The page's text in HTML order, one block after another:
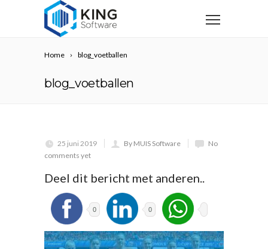
Home blog_voetballen
blog_voetballen
25 juni 2019 By MUIS Software
No
comments yet
Deel dit bericht met anderen..
0 0